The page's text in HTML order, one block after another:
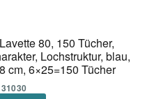
80, 150 Tücher,
Lochstruktur, blau,
cm, 6×25=150 Tücher